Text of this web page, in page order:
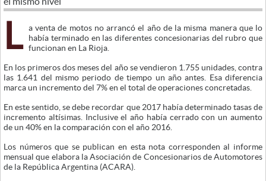
L
a venta de motos no arrancó el año de la misma manera que lo
había terminado en las diferentes concesionarias del rubro que
funcionan en La Rioja.
En los primeros dos meses del año se vendieron 1.755 unidades, contra
las 1.641 del mismo periodo de tiempo un año antes. Esa diferencia
marca un incremento del 7% en el total de operaciones concretadas.
En este sentido, se debe recordar que 2017 había determinado tasas de
incremento altísimas. Inclusive el año había cerrado con un aumento
de un 40% en la comparación con el año 2016.
Los números que se publican en esta nota corresponden al informe
mensual que elabora la Asociación de Concesionarios de Automotores
de la República Argentina (ACARA).